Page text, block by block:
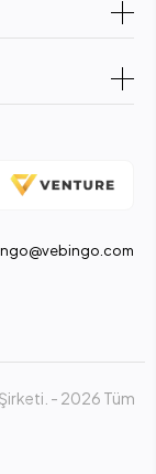
- 2026 Tüm